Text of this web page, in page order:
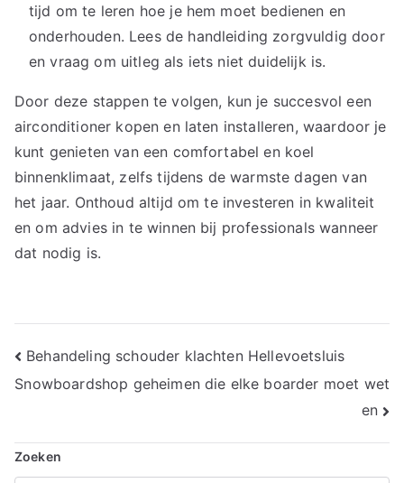
tijd om te leren hoe je hem moet bedienen en
onderhouden. Lees de handleiding zorgvuldig door
en vraag om uitleg als iets niet duidelijk is.
Door deze stappen te volgen, kun je succesvol een
airconditioner kopen en laten installeren, waardoor je
kunt genieten van een comfortabel en koel
binnenklimaat, zelfs tijdens de warmste dagen van
het jaar. Onthoud altijd om te investeren in kwaliteit
en om advies in te winnen bij professionals wanneer
dat nodig is.
Bericht
navigatie
Behandeling schouder klachten Hellevoetsluis
Snowboardshop geheimen die elke boarder moet wet
en
Zoeken